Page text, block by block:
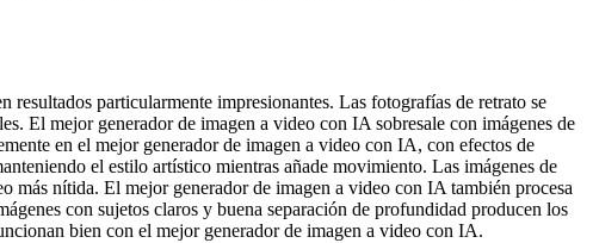
particularmente impresionantes. Las fotografías de retrato se
El mejor generador de imagen a video con IA sobresale con imágenes de
en el mejor generador de imagen a video con IA, con efectos de
el estilo artístico mientras añade movimiento. Las imágenes de
más nítida. El mejor generador de imagen a video con IA también procesa
con sujetos claros y buena separación de profundidad producen los
bien con el mejor generador de imagen a video con IA.